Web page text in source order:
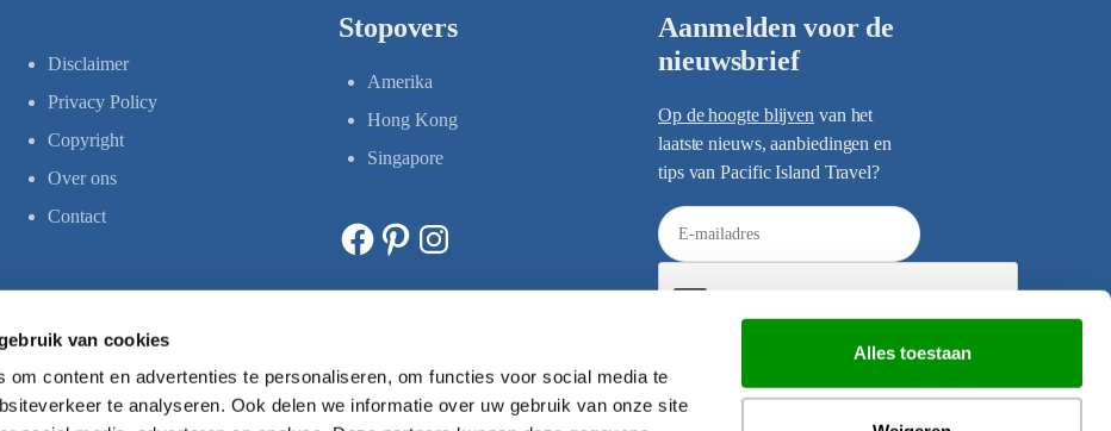
van cookies
om content en advertenties te personaliseren, om functies voor social media te
te analyseren. Ook delen we informatie over uw gebruik van onze site
Alles toestaan
Disclaimer
Privacy Policy
Copyright
Over ons
Contact
Stopovers
Amerika
Hong Kong
Singapore
Facebook Pinterest Instagram
Aanmelden voor de
nieuwsbrief
Op de hoogte blijven van het
laatste nieuws, aanbiedingen en
tips van Pacific Island Travel?
E
-
a
d